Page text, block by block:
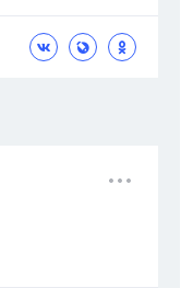
Красота, Воспитание